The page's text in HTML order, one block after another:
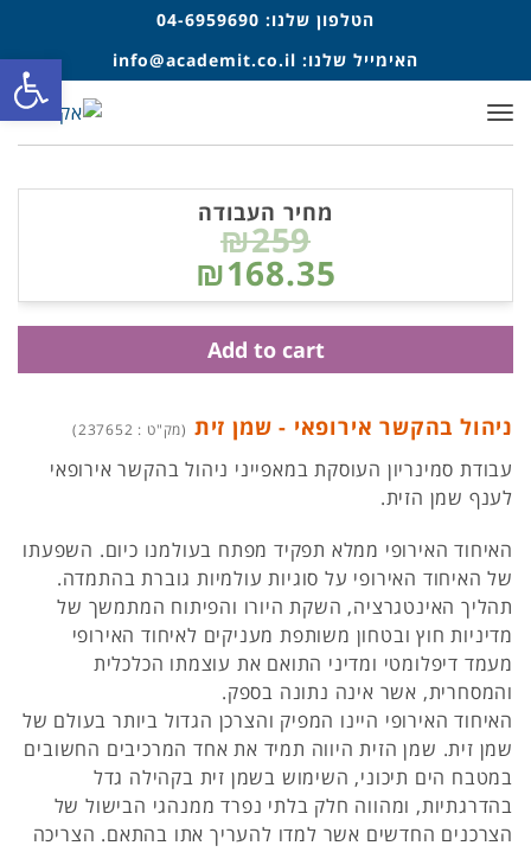
הטלפון שלנו: 04-6959690
האימייל שלנו: info@academit.co.il
תפריט
ניהול בהקשר אירופאי - שמן זית (מק"ט : 237652)
עבודת סמינריון העוסקת במאפייני ניהול בהקשר אירופאי
לענף שמן הזית.
האיחוד האירופי ממלא תפקיד מפתח בעולמנו כיום. השפעתו
של האיחוד האירופי על סוגיות עולמיות גוברת בהתמדה.
תהליך האינטגרציה, השקת היורו והפיתוח המתמשך של
מדיניות חוץ ובטחון משותפת מעניקים לאיחוד האירופי
מעמד דיפלומטי ומדיני התואם את עוצמתו הכלכלית
והמסחרית, אשר אינה נתונה בספק.
האיחוד האירופי היינו המפיק והצרכן הגדול ביותר בעולם של
שמן זית. שמן הזית היווה תמיד את אחד המרכיבים החשובים
במטבח הים תיכוני, השימוש בשמן זית בקהילה גדל
בהדרגתיות, ומהווה חלק בלתי נפרד ממנהגי הבישול של
הצרכנים החדשים אשר למדו להעריך אתו בהתאם. הצריכה
מחיר העבודה
₪259
₪168.35
Add to cart
פתח